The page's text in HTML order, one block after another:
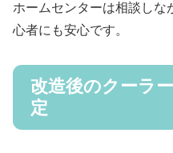
ホームセンターは相談しな
心者にも安心です。
改造後のクーラ
定